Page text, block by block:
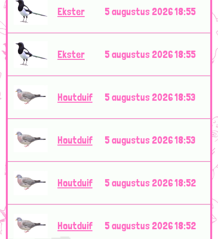
Ekster 5 augustus 2026 18:55
Ekster 5 augustus 2026 18:55
Houtduif 5 augustus 2026 18:53
Houtduif 5 augustus 2026 18:53
Houtduif 5 augustus 2026 18:52
Houtduif 5 augustus 2026 18:52